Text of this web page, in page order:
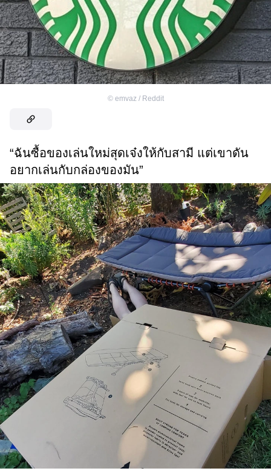
© emvaz / Reddit
“ฉันซื้อของเล่นใหม่สุดเจ๋งให้กับสามี แต่เขาดัน
อยากเล่นกับกล่องของมัน”